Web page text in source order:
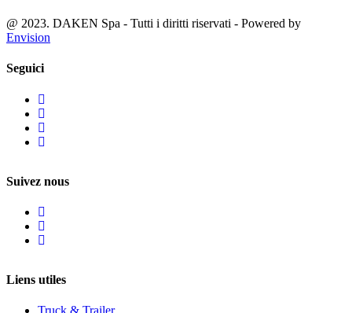
@ 2023. DAKEN Spa - Tutti i diritti riservati - Powered by
Envision
Seguici
Suivez nous
Liens utiles
Truck & Trailer